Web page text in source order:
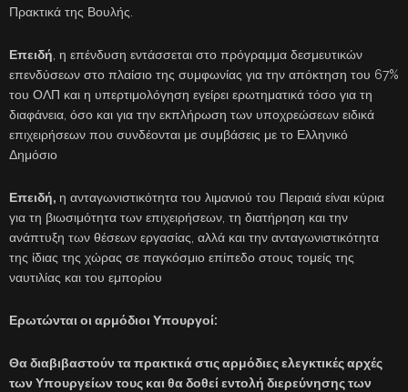
Πρακτικά της Βουλής.
Επειδή , η επένδυση εντάσσεται στο πρόγραμμα δεσμευτικών
επενδύσεων στο πλαίσιο της συμφωνίας για την απόκτηση του 67%
του ΟΛΠ και η υπερτιμολόγηση εγείρει ερωτηματικά τόσο για τη
διαφάνεια, όσο και για την εκπλήρωση των υποχρεώσεων ειδικά
επιχειρήσεων που συνδέονται με συμβάσεις με το Ελληνικό
Δημόσιο
Επειδή, η ανταγωνιστικότητα του λιμανιού του Πειραιά είναι κύρια
για τη βιωσιμότητα των επιχειρήσεων, τη διατήρηση και την
ανάπτυξη των θέσεων εργασίας, αλλά και την ανταγωνιστικότητα
της ίδιας της χώρας σε παγκόσμιο επίπεδο στους τομείς της
ναυτιλίας και του εμπορίου
Ερωτώνται οι αρμόδιοι Υπουργοί:
Θα διαβιβαστούν τα πρακτικά στις αρμόδιες ελεγκτικές αρχές
των Υπουργείων τους και θα δοθεί εντολή διερεύνησης των